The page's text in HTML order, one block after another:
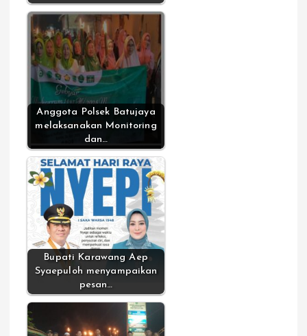
Anggota Polsek Batujaya
melaksanakan Monitoring
dan…
Bupati Karawang Aep
Syaepuloh menyampaikan
pesan…